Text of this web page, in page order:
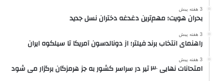
3 هفته پیش
بحران هویت؛ مهم‌ترین دغدغه دختران نسل جدید
3 هفته پیش
راهنمای انتخاب برند فیلتر؛ از دونالدسون آمریکا تا سیلکوه ایران
3 هفته پیش
امتحانات نهایی ۳۰ تیر در سراسر کشور به جز هرمزگان برگزار می شود